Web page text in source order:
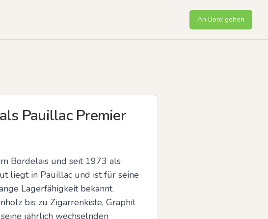
An Bord gehen
Pauillac Premier
Bordelais und seit 1973 als
liegt in Pauillac und ist für seine
Lagerfähigkeit bekannt.
bis zu Zigarrenkiste, Graphit
jährlich wechselnden